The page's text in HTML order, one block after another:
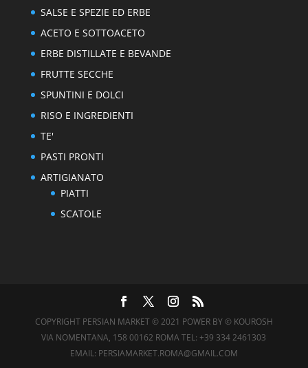
SALSE E SPEZIE ED ERBE
ACETO E SOTTOACETO
ERBE DISTILLATE E BEVANDE
FRUTTE SECCHE
SPUNTINI E DOLCI
RISO E INGREDIENTI
TE'
PASTI PRONTI
ARTIGIANATO
PIATTI
SCATOLE
COPYRIGHT PERSIAN MARKET © 2021 POWER BY © KOUROSH
VIA NOMENTANA, 158 00162 ROMA TEL: +39 334 2461303
EMAIL: PERSIAMARKET.ROMA@GMAIL.COM